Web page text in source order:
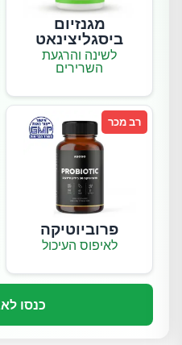
מגנזיום
ביסגליצינאט
לשינה והרגעת
השרירים
רב מכר
פרוביוטיקה
לאיפוס העיכול
כנסו